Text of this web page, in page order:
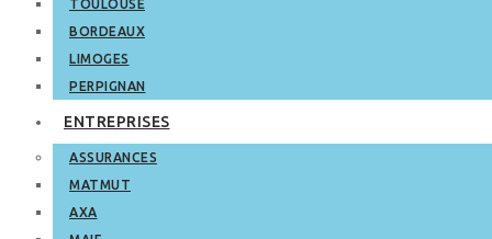
TOULOUSE
BORDEAUX
LIMOGES
PERPIGNAN
ENTREPRISES
ASSURANCES
MATMUT
AXA